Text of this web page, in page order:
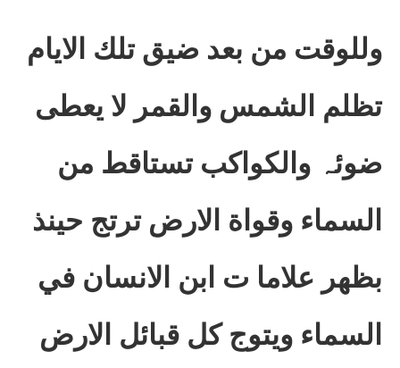
وللوقت من بعد ضيق تلك الايام
تظلم الشمس والقمر لا يعطى
ضوئہ والكواكب تستاقط من
السماء وقواة الارض ترتج حینذ
بظهر علاما ت ابن الانسان في
السماء ويتوج كل قبائل الارض